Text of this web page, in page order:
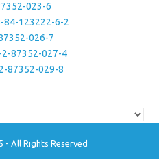
023-6
84-123222-6-2
026-7
2-87352-027-4
87352-029-8
- All Rights Reserved